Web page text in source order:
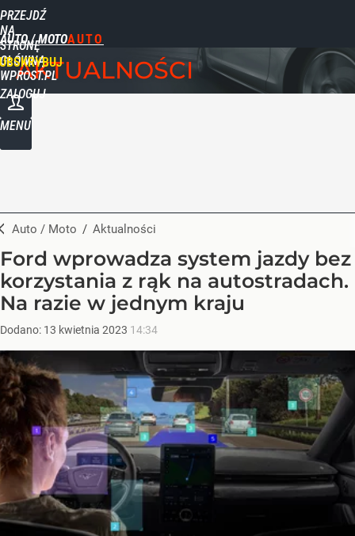
PRZEJDŹ
NA
STRONĘ
GŁÓWNĄ
WPROST.PL
AUTO / MOTO
ZALOGUJ
MENU
AKTUALNOŚCI
Auto / Moto / Aktualności
Ford wprowadza system jazdy bez
korzystania z rąk na autostradach.
Na razie w jednym kraju
Dodano: 13 kwietnia 2023 14:34